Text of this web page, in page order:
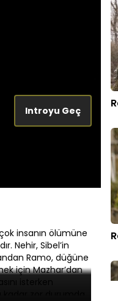
Introyu Geç
insanın ölümüne
Nehir, Sibel’in
Ramo, düğüne
için Mazhar’dan
isterken
zor durumda